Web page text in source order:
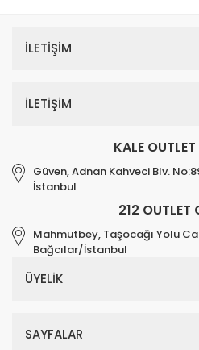
İLETİŞİM
İLETİŞİM
KALE
Güven, Adnan Kahveci Blv.
İstanbul
212 OUTLET
Mahmutbey, Taşocağı Yolu
Bağcılar/İstanbul
ÜYELİK
SAYFALAR